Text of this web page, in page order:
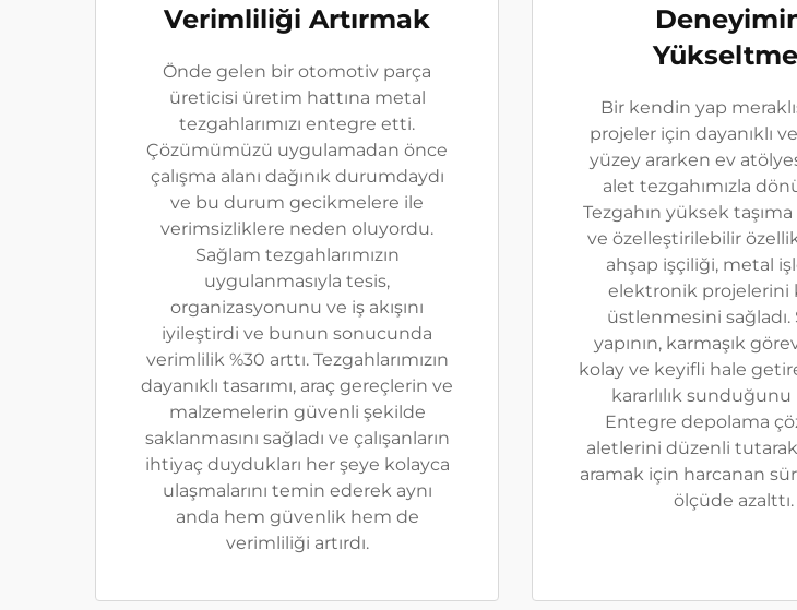
Verimliliği Artırmak
Önde gelen bir otomotiv parça
üreticisi üretim hattına metal
tezgahlarımızı entegre etti.
Çözümümüzü uygulamadan önce
çalışma alanı dağınık durumdaydı
ve bu durum gecikmelere ile
verimsizliklere neden oluyordu.
Sağlam tezgahlarımızın
uygulanmasıyla tesis,
organizasyonunu ve iş akışını
iyileştirdi ve bunun sonucunda
verimlilik %30 arttı. Tezgahlarımızın
dayanıklı tasarımı, araç gereçlerin ve
malzemelerin güvenli şekilde
saklanmasını sağladı ve çalışanların
ihtiyaç duydukları her şeye kolayca
ulaşmalarını temin ederek aynı
anda hem güvenlik hem de
verimliliği artırdı.
Bir kendin yap
projeler için dayanıklı
yüzey ararken ev
alet tezgahımızla
Tezgahın yüksek
ve özelleştirilebilir
ahşap işçiliği, metal
elektronik projelerini
üstlenmesini sağladı.
yapının, karmaşık
kolay ve keyifli hale
kararlılık
Entegre depolama
aletlerini düzenli
aramak için harcanan
ölçüde azalttı.